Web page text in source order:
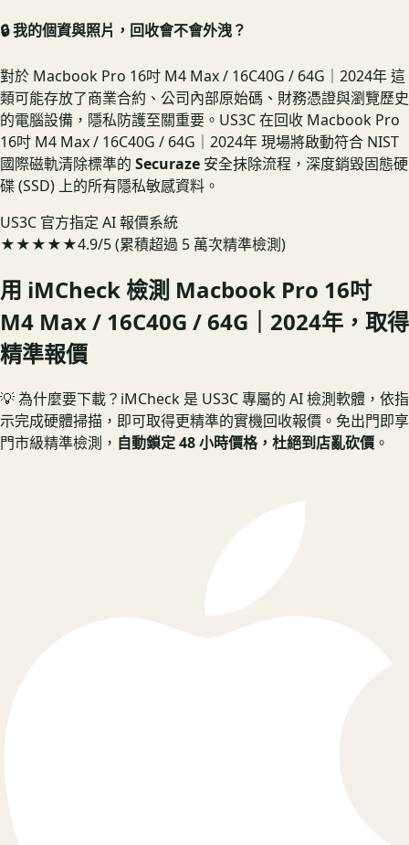
🔒 我的個資與照片，回收會不會外洩？
對於 Macbook Pro 16吋 M4 Max / 16C40G / 64G｜2024年 這
類可能存放了商業合約、公司內部原始碼、財務憑證與瀏覽歷史
的電腦設備，隱私防護至關重要。US3C 在回收 Macbook Pro
16吋 M4 Max / 16C40G / 64G｜2024年 現場將啟動符合 NIST
國際磁軌清除標準的 Securaze 安全抹除流程，深度銷毀固態硬
碟 (SSD) 上的所有隱私敏感資料。
US3C 官方指定 AI 報價系統
★★★★★4.9/5 (累積超過 5 萬次精準檢測)
用 iMCheck 檢測 Macbook Pro 16吋
M4 Max / 16C40G / 64G｜2024年 ，取得
精準報價
💡 為什麼要下載？ iMCheck 是 US3C 專屬的 AI 檢測軟體，依指
示完成硬體掃描，即可取得更精準的實機回收報價。 免出門即享
門市級精準檢測， 自動鎖定 48 小時價格，杜絕到店亂砍價 。